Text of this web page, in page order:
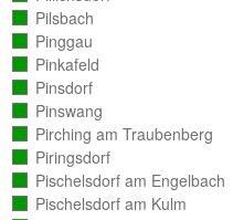
ausgezählt)
Pilsbach
(vollständig
ausgezählt)
Pinggau
(vollständig
ausgezählt)
Pinkafeld
(vollständig
ausgezählt)
Pinsdorf
(vollständig
ausgezählt)
Pinswang
(vollständig
ausgezählt)
Pirching am Traubenberg
(vollständig
ausgezählt)
Piringsdorf
(vollständig
ausgezählt)
Pischelsdorf am Engelbach
(vollständig
ausgezählt)
Pischelsdorf am Kulm
(vollständig